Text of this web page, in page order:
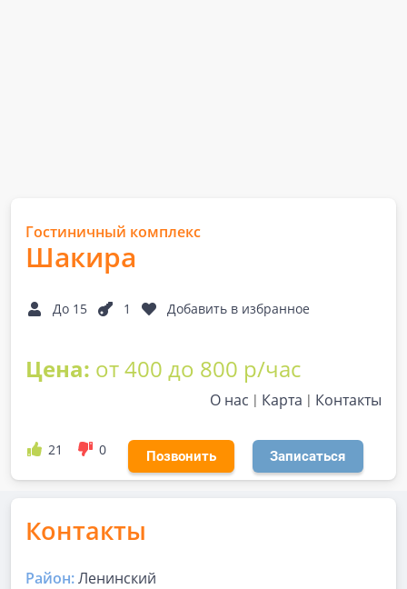
Гостиничный комплекс
Шакира
До 15 1 Добавить в избранное
Цена: от 400 до 800 р/час
О нас Карта Контакты
21 0 Позвонить Записаться
Контакты
Район:Ленинский